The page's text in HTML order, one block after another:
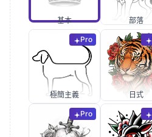
基本 部落
Pro
極簡主義 日式
Pro